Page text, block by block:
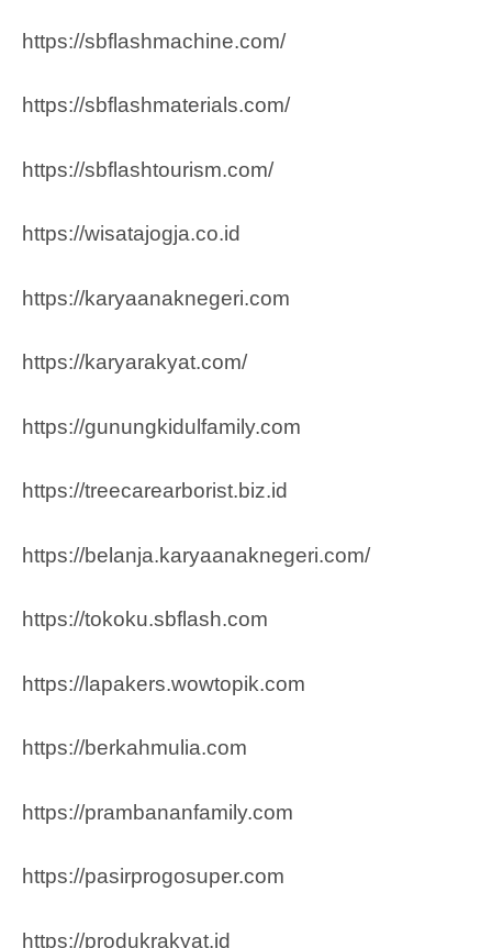
https://sbflashmachine.com/
https://sbflashmaterials.com/
https://sbflashtourism.com/
https://wisatajogja.co.id
https://karyaanaknegeri.com
https://karyarakyat.com/
https://gunungkidulfamily.com
https://treecarearborist.biz.id
https://belanja.karyaanaknegeri.com/
https://tokoku.sbflash.com
https://lapakers.wowtopik.com
https://berkahmulia.com
https://prambananfamily.com
https://pasirprogosuper.com
https://produkrakyat.id